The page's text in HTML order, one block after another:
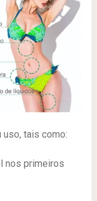
tais como:
nos primeiros